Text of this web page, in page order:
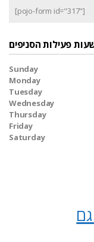
[pojo-form id="317"]
פעילות הסניפים
Sunday
Monday
Tuesday
Wednesday
Thursday
Friday
Saturday